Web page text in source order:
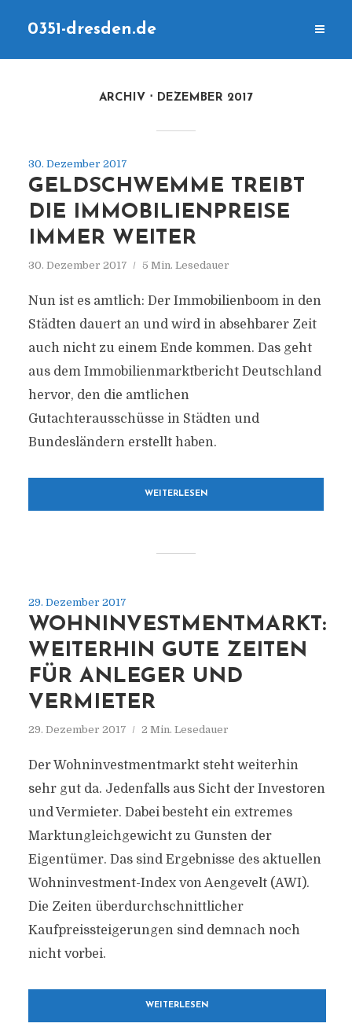
0351-dresden.de
ARCHIV DEZEMBER 2017
30. Dezember 2017
GELDSCHWEMME TREIBT
DIE IMMOBILIENPREISE
IMMER WEITER
30. Dezember 2017 5 Min. Lesedauer
Nun ist es amtlich: Der Immobilienboom in den
Städten dauert an und wird in absehbarer Zeit
auch nicht zu einem Ende kommen. Das geht
aus dem Immobilienmarktbericht Deutschland
hervor, den die amtlichen
Gutachterausschüsse in Städten und
Bundesländern erstellt haben.
WEITERLESEN
29. Dezember 2017
WOHNINVESTMENTMARKT:
WEITERHIN GUTE ZEITEN
FÜR ANLEGER UND
VERMIETER
29. Dezember 2017 2 Min. Lesedauer
Der Wohninvestmentmarkt steht weiterhin
sehr gut da. Jedenfalls aus Sicht der Investoren
und Vermieter. Dabei besteht ein extremes
Marktungleich­gewicht zu Gunsten der
Eigentümer. Das sind Ergebnisse des aktuellen
Wohninvestment-Index von Aengevelt (AWI).
Die Zeiten überdurchschnittlicher
Kaufpreissteigerungen sind demnach noch
nicht vorbei.
WEITERLESEN